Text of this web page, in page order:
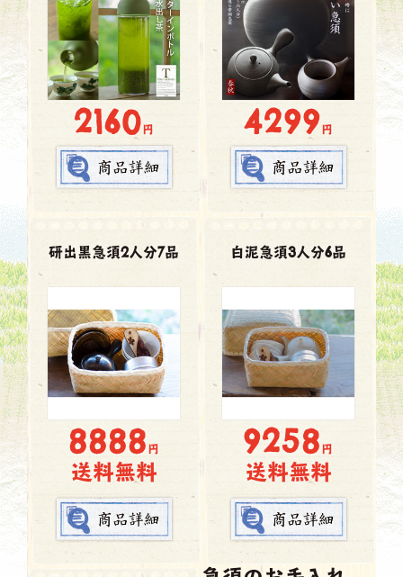
2160円 4299円
研出黒急須2人分7品
8888円
送料無料
白泥急須3人分6品
9258円
送料無料